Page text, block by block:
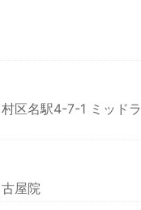
区名駅4-7-1 ミッドラ
屋院